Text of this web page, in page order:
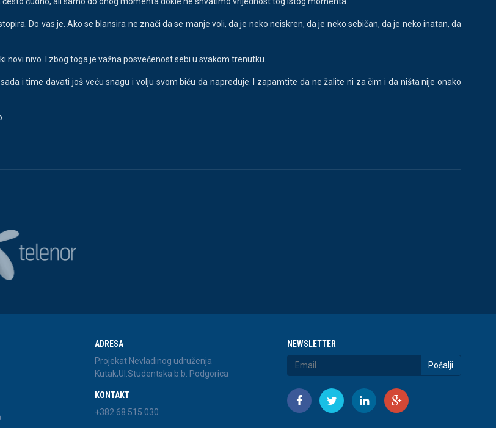
Do vas je. Ako se blansira ne znači da se manje voli, da je neko neiskren, da je neko sebičan, da je neko inatan, da
nivo. I zbog toga je važna posvećenost sebi u svakom trenutku.
i time davati još veću snagu i volju svom biću da napreduje. I zapamtite da ne žalite ni za čim i da ništa nije onako
ADRESA
Projekat Nevladinog udruženja
Kutak,Ul.Studentska b.b. Podgorica
KONTAKT
+382 68 515 030
NEWSLETTER
Pošalji